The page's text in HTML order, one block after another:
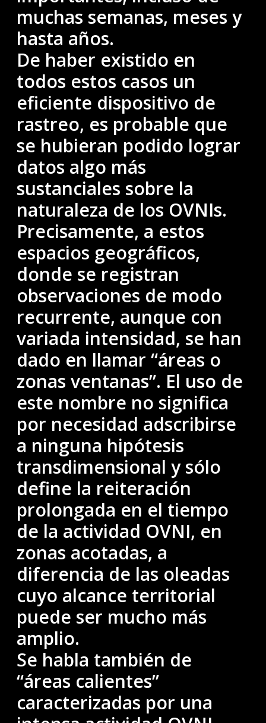
muchas semanas, meses y
hasta años.
De haber existido en
todos estos casos un
eficiente dispositivo de
rastreo, es probable que
se hubieran podido lograr
datos algo más
sustanciales sobre la
naturaleza de los OVNIs.
Precisamente, a estos
espacios geográficos,
donde se registran
observaciones de modo
recurrente, aunque con
variada intensidad, se han
dado en llamar “áreas o
zonas ventanas”. El uso de
este nombre no significa
por necesidad adscribirse
a ninguna hipótesis
transdimensional y sólo
define la reiteración
prolongada en el tiempo
de la actividad OVNI, en
zonas acotadas, a
diferencia de las oleadas
cuyo alcance territorial
puede ser mucho más
amplio.
Se habla también de
“áreas calientes”
caracterizadas por una